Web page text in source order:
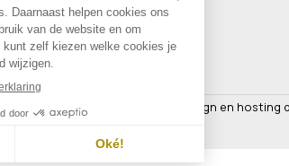
Non-Food
Diervoeding
rechten voorbehouden | Webdesign en hosting